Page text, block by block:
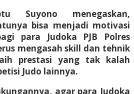
Suyono menegaskan,
bisa menjadi motivasi
para Judoka PJB Polres
mengasah skill dan tehnik
prestasi yang tak kalah
Judo lainnya.
agar para Judoka